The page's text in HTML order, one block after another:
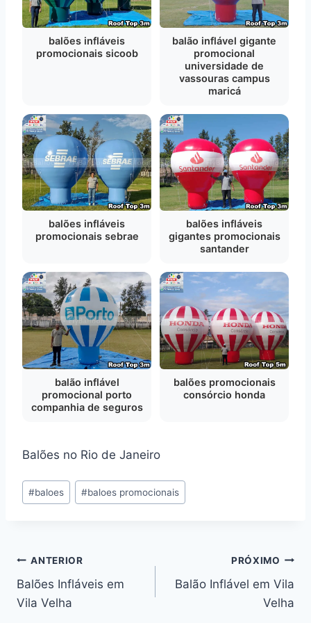
balões infláveis
promocionais sicoob
balão inflável gigante
promocional
universidade de
vassouras campus
maricá
balões infláveis
promocionais sebrae
balões infláveis
gigantes promocionais
santander
balão inflável
promocional porto
companhia de seguros
balões promocionais
consórcio honda
Balões no Rio de Janeiro
Tags
do
#baloes #baloes promocionais
Navegação
de
ANTERIOR
Balões Infláveis em
Vila Velha
PRÓXIMO
Balão Inflável em Vila
Velha